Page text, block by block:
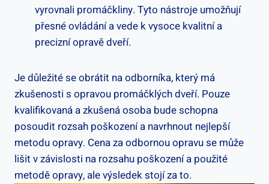
vyrovnali promáčkliny. Tyto nástroje umožňují
přesné ovládání a vede k vysoce kvalitní a
precizní opravě dveří.
Je důležité se obrátit na odborníka, který má
zkušenosti s opravou promáčklých dveří. Pouze
kvalifikovaná a zkušená osoba bude schopna
posoudit rozsah poškození a navrhnout nejlepší
metodu opravy. Cena za odbornou opravu se může
lišit v závislosti na rozsahu poškození a použité
metodě opravy, ale výsledek stojí za to.